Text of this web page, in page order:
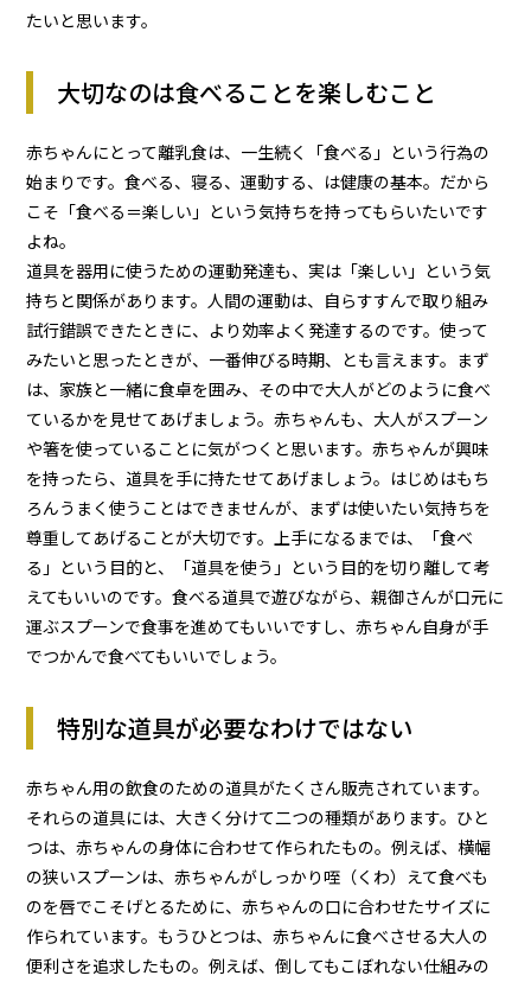
たいと思います。
大切なのは食べることを楽しむこと
赤ちゃんにとって離乳食は、一生続く「食べる」という行為の
始まりです。食べる、寝る、運動する、は健康の基本。だから
こそ「食べる＝楽しい」という気持ちを持ってもらいたいです
よね。
道具を器用に使うための運動発達も、実は「楽しい」という気
持ちと関係があります。人間の運動は、自らすすんで取り組み
試行錯誤できたときに、より効率よく発達するのです。使って
みたいと思ったときが、一番伸びる時期、とも言えます。まず
は、家族と一緒に食卓を囲み、その中で大人がどのように食べ
ているかを見せてあげましょう。赤ちゃんも、大人がスプーン
や箸を使っていることに気がつくと思います。赤ちゃんが興味
を持ったら、道具を手に持たせてあげましょう。はじめはもち
ろんうまく使うことはできませんが、まずは使いたい気持ちを
尊重してあげることが大切です。上手になるまでは、「食べ
る」という目的と、「道具を使う」という目的を切り離して考
えてもいいのです。食べる道具で遊びながら、親御さんが口元に
運ぶスプーンで食事を進めてもいいですし、赤ちゃん自身が手
でつかんで食べてもいいでしょう。
特別な道具が必要なわけではない
赤ちゃん用の飲食のための道具がたくさん販売されています。
それらの道具には、大きく分けて二つの種類があります。ひと
つは、赤ちゃんの身体に合わせて作られたもの。例えば、横幅
の狭いスプーンは、赤ちゃんがしっかり咥（くわ）えて食べも
のを唇でこそげとるために、赤ちゃんの口に合わせたサイズに
作られています。もうひとつは、赤ちゃんに食べさせる大人の
便利さを追求したもの。例えば、倒してもこぼれない仕組みの